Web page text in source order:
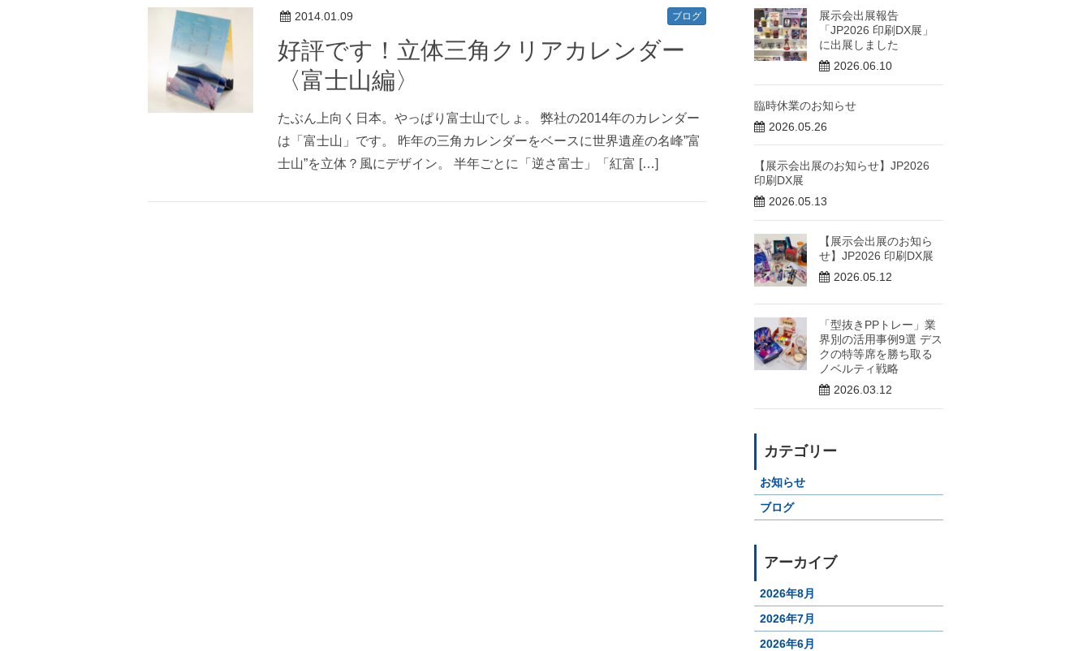
2014.01.09 ブログ
好評です！立体三角クリアカレンダー
〈富士山編〉
たぶん上向く日本。やっぱり富士山でしょ。 弊社の2014年のカレンダー
は「富士山」です。 昨年の三角カレンダーをベースに世界遺産の名峰”富
士山”を立体？風にデザイン。 半年ごとに「逆さ富士」「紅富 […]
展示会出展報告
「JP2026 印刷DX展」
に出展しました
2026.06.10
臨時休業のお知らせ
2026.05.26
【展示会出展のお知らせ】JP2026
印刷DX展
2026.05.13
【展示会出展のお知ら
せ】JP2026 印刷DX展
2026.05.12
「型抜きPPトレー」業
界別の活用事例9選 デス
クの特等席を勝ち取る
ノベルティ戦略
2026.03.12
カテゴリー
お知らせ
ブログ
アーカイブ
2026年8月
2026年7月
2026年6月